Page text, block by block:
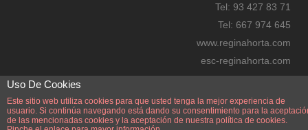
Tel: 93 427 83 71
Tel: 667 974 645
www.reginahorta.com
esc-reginahorta.com
secretaria@reginahorta.com
Mapa
Uso De Cookies
Este sitio web utiliza cookies para que usted tenga la mejor experiencia de
usuario. Si continúa navegando está dando su consentimiento para la
de las mencionadas cookies y la aceptación de nuestra política de cookies.